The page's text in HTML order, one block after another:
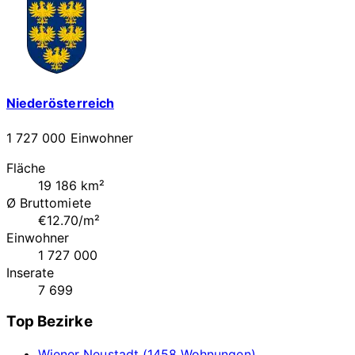
Niederösterreich
1 727 000 Einwohner
Fläche
19 186 km²
Ø Bruttomiete
€12.70/m²
Einwohner
1 727 000
Inserate
7 699
Top Bezirke